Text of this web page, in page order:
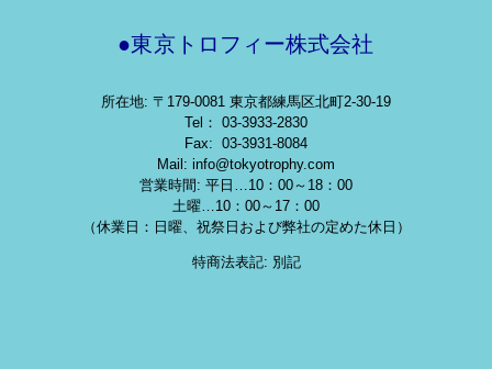
●東京トロフィー株式会社
所在地: 〒179-0081 東京都練馬区北町2-30-19
Tel： 03-3933-2830
Fax: 03-3931-8084
Mail: info@tokyotrophy.com
営業時間: 平日…10：00～18：00
土曜…10：00～17：00
（休業日：日曜、祝祭日および弊社の定めた休日）
特商法表記: 別記